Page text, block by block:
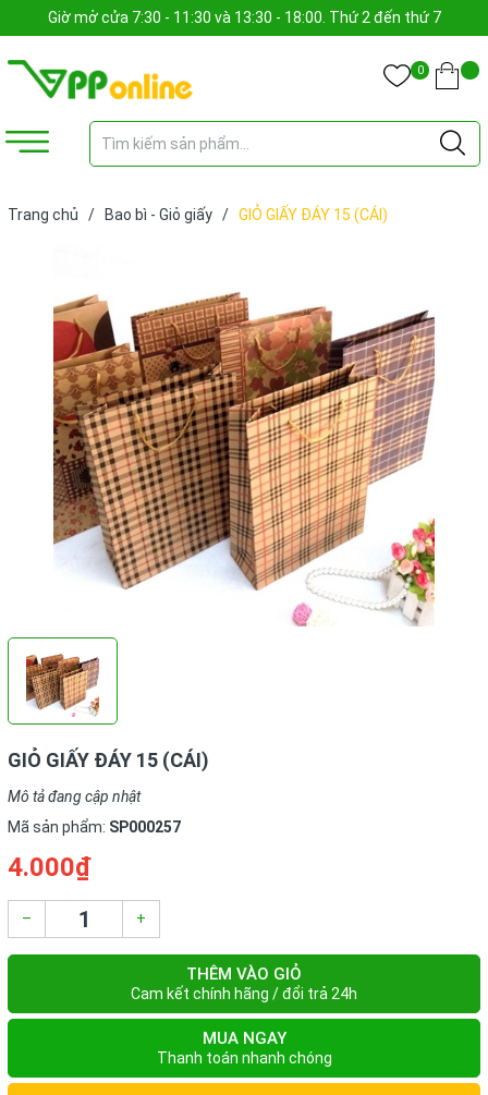
Giờ mở cửa 7:30 - 11:30 và 13:30 - 18:00. Thứ 2 đến thứ 7
0
Trang chủ / Bao bì - Giỏ giấy / GIỎ GIẤY ĐÁY 15 (CÁI)
GIỎ GIẤY ĐÁY 15 (CÁI)
Mô tả đang cập nhật
Mã sản phẩm: SP000257
4.000₫
– +
THÊM VÀO GIỎ
Cam kết chính hãng / đổi trả 24h
MUA NGAY
Thanh toán nhanh chóng